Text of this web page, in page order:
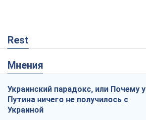
Rest
Мнения
Украинский парадокс, или Почему у
Путина ничего не получилось с
Украиной